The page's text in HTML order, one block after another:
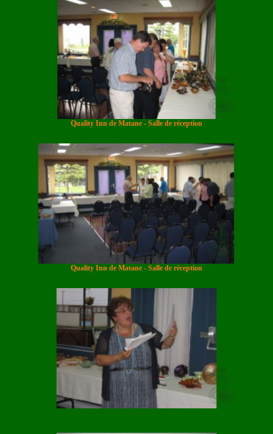
Quality Inn de Matane - Salle de réception
Quality Inn de Matane - Salle de réception